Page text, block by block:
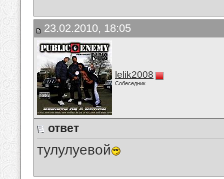
23.02.2010, 18:05
lelik2008
Собеседник
ответ
тулулуевой